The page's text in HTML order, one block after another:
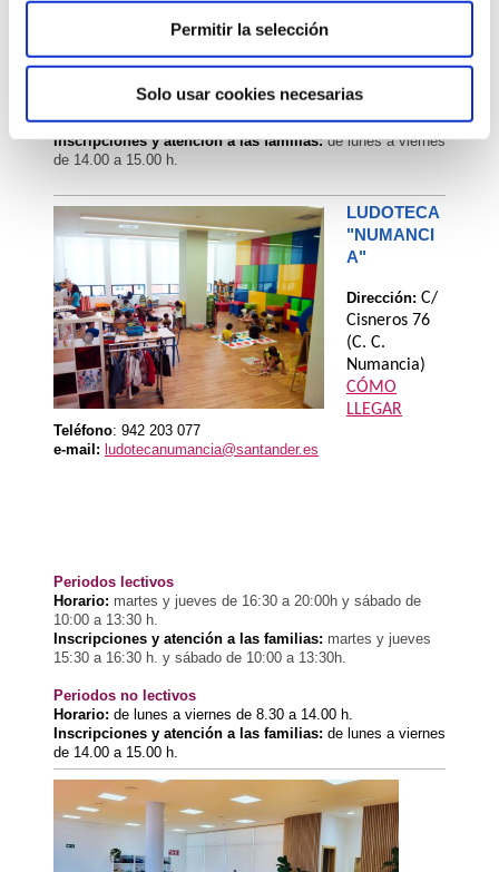
Permitir la selección
Solo usar cookies necesarias
Periodos lectivos
lunes, miércoles y viernes de 16:30 a 20:00h.
viernes de 15:30 a 16:30h.
Periodos no lectivos
Horario:de lunes a viernes de 8.30 a 14.00 h.
Inscripciones y atención a las familias:de lunes a viernes
de 14.00 a 15.00 h.
LUDOTECA
"NUMANCI
A"
Dirección: C/
Cisneros 76
(C. C.
Numancia)
CÓMO
LLEGAR
Teléfono: 942 203 077
e-mail: ludotecanumancia@santander.es
Periodos lectivos
Horario: martes y jueves de 16:30 a 20:00h y sábado de
10:00 a 13:30 h.
Inscripciones y atención a las familias: martes y jueves
15:30 a 16:30 h. y sábado de 10:00 a 13:30h.
Periodos no lectivos
Horario: de lunes a viernes de 8.30 a 14.00 h.
Inscripciones y atención a las familias: de lunes a viernes
de 14.00 a 15.00 h.